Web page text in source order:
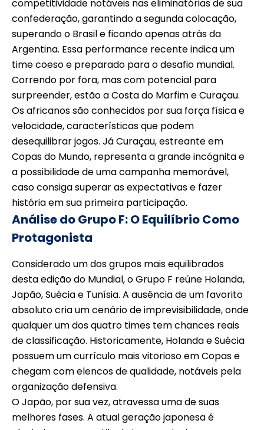
competitividade notáveis nas eliminatórias de sua
confederação, garantindo a segunda colocação,
superando o Brasil e ficando apenas atrás da
Argentina. Essa performance recente indica um
time coeso e preparado para o desafio mundial.
Correndo por fora, mas com potencial para
surpreender, estão a Costa do Marfim e Curaçau.
Os africanos são conhecidos por sua força física e
velocidade, características que podem
desequilibrar jogos. Já Curaçau, estreante em
Copas do Mundo, representa a grande incógnita e
a possibilidade de uma campanha memorável,
caso consiga superar as expectativas e fazer
história em sua primeira participação.
Análise do Grupo F: O Equilíbrio Como
Protagonista
Considerado um dos grupos mais equilibrados
desta edição do Mundial, o Grupo F reúne Holanda,
Japão, Suécia e Tunísia. A ausência de um favorito
absoluto cria um cenário de imprevisibilidade, onde
qualquer um dos quatro times tem chances reais
de classificação. Historicamente, Holanda e Suécia
possuem um currículo mais vitorioso em Copas e
chegam com elencos de qualidade, notáveis pela
organização defensiva.
O Japão, por sua vez, atravessa uma de suas
melhores fases. A atual geração japonesa é